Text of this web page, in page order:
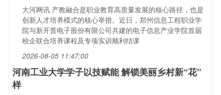
大河网讯 产教融合是职业教育高质量发展的核心路径，也是
创新人才培养模式的核心举措。近日，郑州信息工程职业学
院与新开普电子股份有限公司共建的电子信息产业学院首届
校企联合培养课程及专项实训顺利结课
2026-08-05 11:47:00
河南工业大学学子以技赋能 解锁美丽乡村新“花”
样